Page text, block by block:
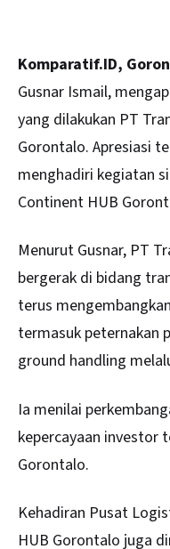
Komparatif.ID,
Gusnar Ismail,
yang dilakukan PT
Gorontalo. Apresiasi
menghadiri kegiatan
Continent HUB
Menurut Gusnar, PT
bergerak di bidang
terus
termasuk peternakan
ground handling
Ia menilai
kepercayaan investor
Gorontalo.
Kehadiran Pusat
HUB Gorontalo juga